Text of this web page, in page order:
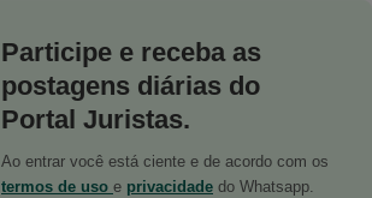
Participe e receba as
postagens diárias do
Portal Juristas.
Ao entrar você está ciente e de acordo com os
termos de uso e privacidade do Whatsapp.